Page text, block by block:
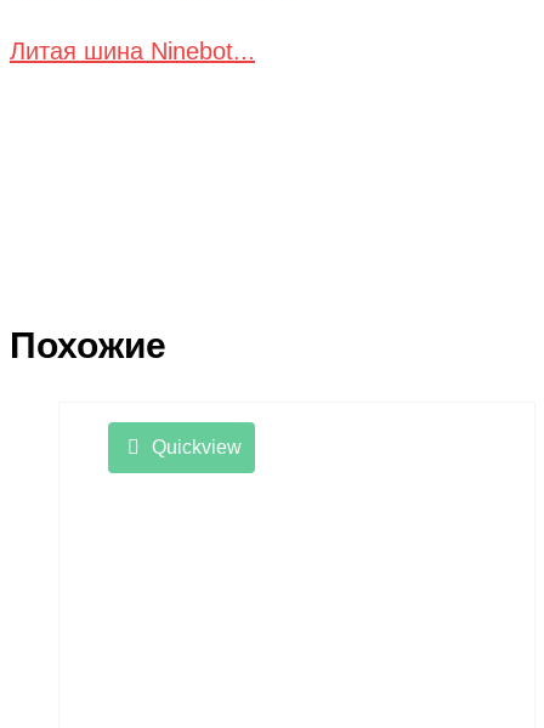
Литая шина Ninebot...
Похожие
Quickview